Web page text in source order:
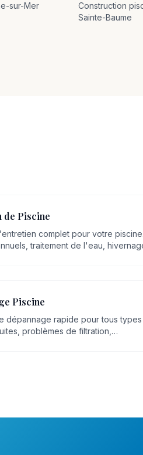
sur-Mer Construction
Sainte-Baume
de Piscine
complet pour votre piscine.
traitement de l'eau,
Piscine
dépannage rapide pour tous
problèmes de filtration,